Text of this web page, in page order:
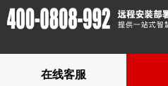
版权所有：Copyright © 2012-2023
在线客服